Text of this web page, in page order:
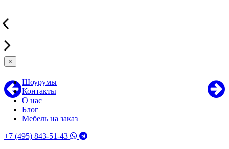
×
Шоурумы
Контакты
О нас
Блог
Мебель на заказ
+7 (495) 843-51-43